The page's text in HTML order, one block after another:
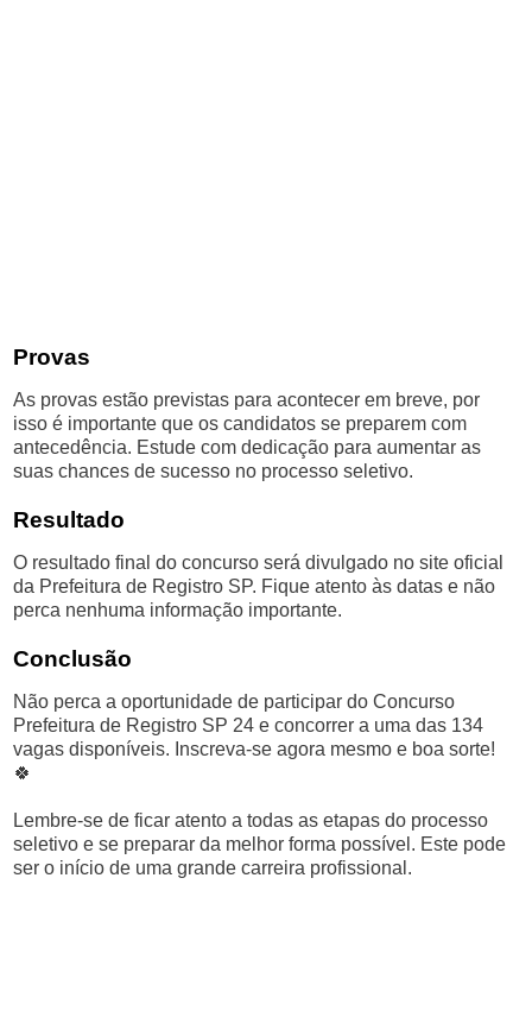
Provas
As provas estão previstas para acontecer em breve, por
isso é importante que os candidatos se preparem com
antecedência. Estude com dedicação para aumentar as
suas chances de sucesso no processo seletivo.
Resultado
O resultado final do concurso será divulgado no site oficial
da Prefeitura de Registro SP. Fique atento às datas e não
perca nenhuma informação importante.
Conclusão
Não perca a oportunidade de participar do Concurso
Prefeitura de Registro SP 24 e concorrer a uma das 134
vagas disponíveis. Inscreva-se agora mesmo e boa sorte!
🍀
Lembre-se de ficar atento a todas as etapas do processo
seletivo e se preparar da melhor forma possível. Este pode
ser o início de uma grande carreira profissional.